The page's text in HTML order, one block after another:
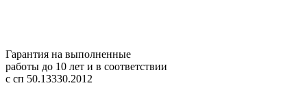
Гарантия на выполненные
работы до 10 лет и в соответствии
с сп 50.13330.2012